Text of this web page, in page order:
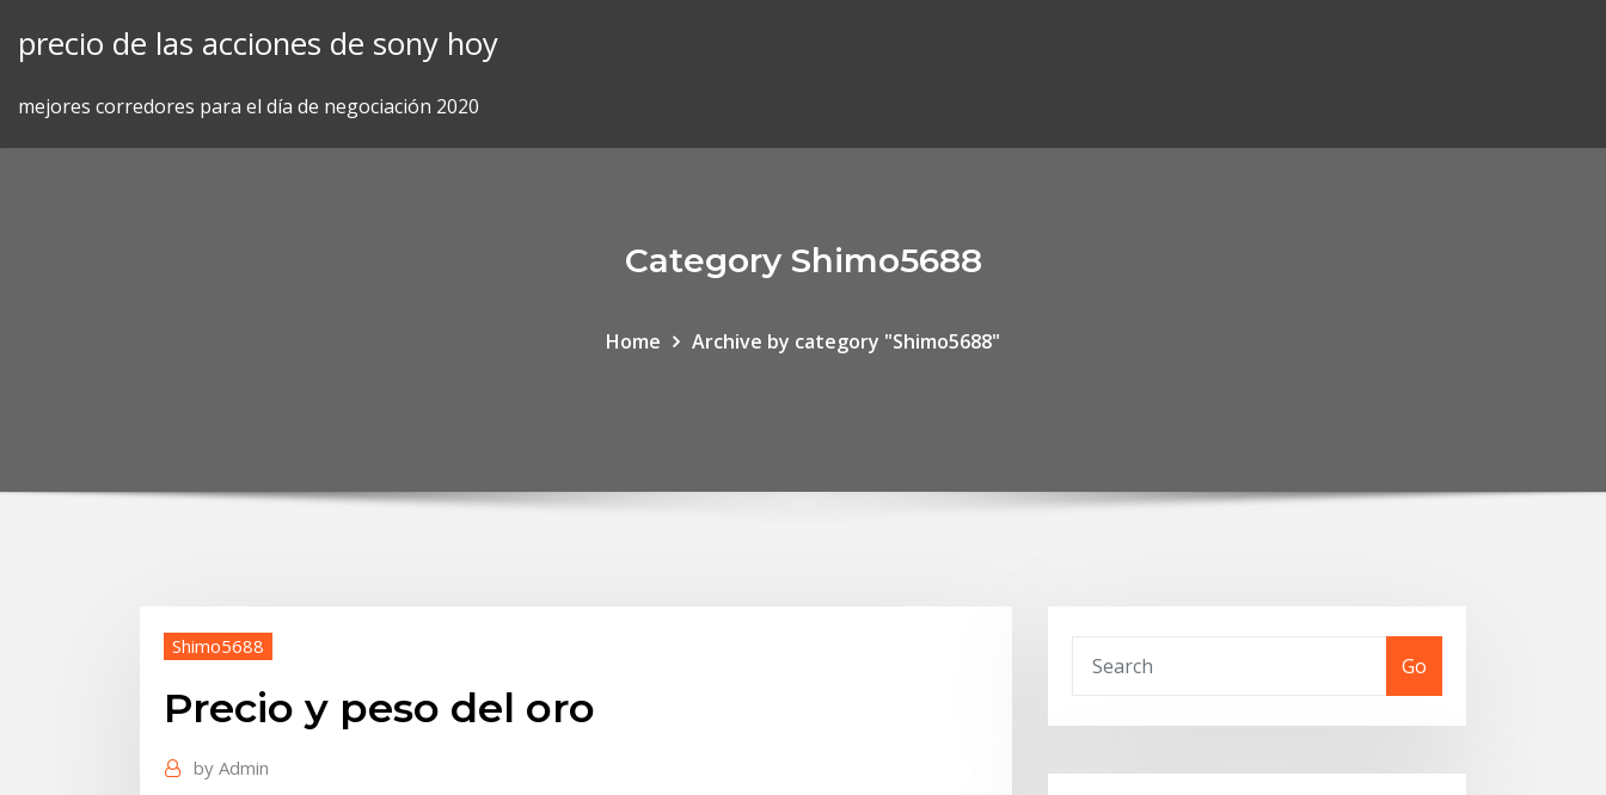
precio de las acciones de sony hoy
mejores corredores para el día de negociación 2020
Category Shimo5688
Home Archive by category "Shimo5688"
Shimo5688
Precio y peso del oro
by Admin
Go